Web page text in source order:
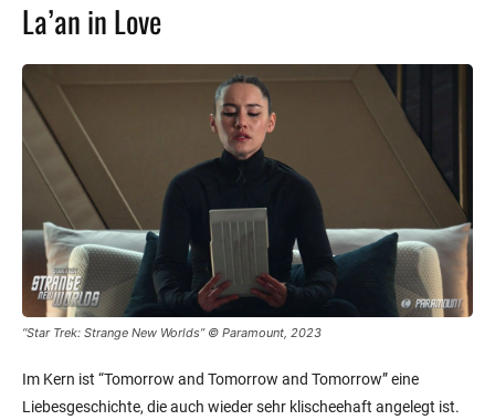
La’an in Love
“Star Trek: Strange New Worlds” © Paramount, 2023
Im Kern ist “Tomorrow and Tomorrow and Tomorrow” eine
Liebesgeschichte, die auch wieder sehr klischeehaft angelegt ist.